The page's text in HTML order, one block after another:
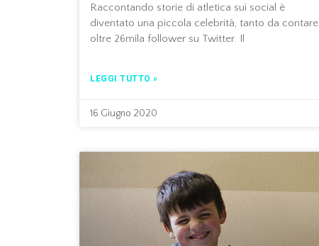
Raccontando storie di atletica sui social è
diventato una piccola celebrità, tanto da contare
oltre 26mila follower su Twitter. Il
LEGGI TUTTO »
16 Giugno 2020